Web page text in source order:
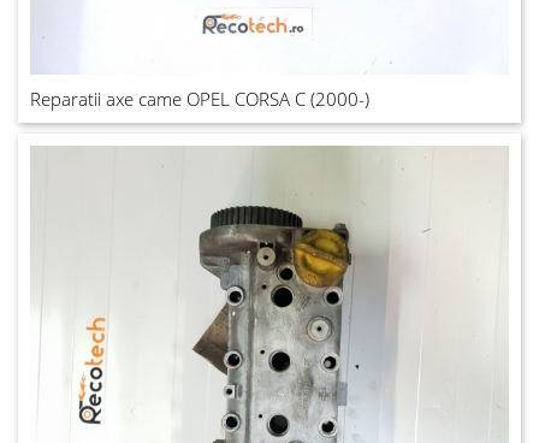
Reparatii axe came OPEL CORSA C (2000-)